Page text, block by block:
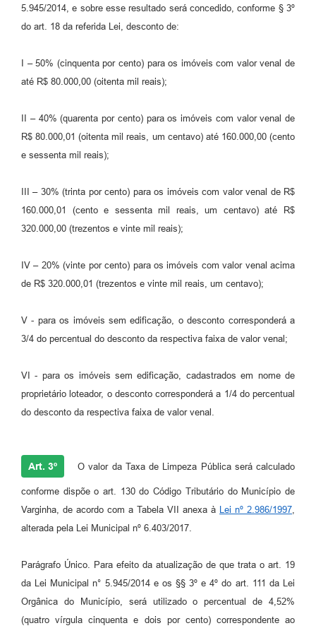
5.945/2014, e sobre esse resultado será concedido, conforme § 3º
do art. 18 da referida Lei, desconto de:
I – 50% (cinquenta por cento) para os imóveis com valor venal de
até R$ 80.000,00 (oitenta mil reais);
II – 40% (quarenta por cento) para os imóveis com valor venal de
R$ 80.000,01 (oitenta mil reais, um centavo) até 160.000,00 (cento
e sessenta mil reais);
III – 30% (trinta por cento) para os imóveis com valor venal de R$
160.000,01 (cento e sessenta mil reais, um centavo) até R$
320.000,00 (trezentos e vinte mil reais);
IV – 20% (vinte por cento) para os imóveis com valor venal acima
de R$ 320.000,01 (trezentos e vinte mil reais, um centavo);
V - para os imóveis sem edificação, o desconto corresponderá a
3/4 do percentual do desconto da respectiva faixa de valor venal;
VI - para os imóveis sem edificação, cadastrados em nome de
proprietário loteador, o desconto corresponderá a 1/4 do percentual
do desconto da respectiva faixa de valor venal.
Art. 3º O valor da Taxa de Limpeza Pública será calculado
conforme dispõe o art. 130 do Código Tributário do Município de
Varginha, de acordo com a Tabela VII anexa à Lei nº 2.986/1997,
alterada pela Lei Municipal nº 6.403/2017.
Parágrafo Único. Para efeito da atualização de que trata o art. 19
da Lei Municipal n° 5.945/2014 e os §§ 3º e 4º do art. 111 da Lei
Orgânica do Município, será utilizado o percentual de 4,52%
(quatro vírgula cinquenta e dois por cento) correspondente ao